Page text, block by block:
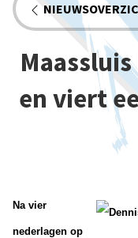
en viert
Na vier
nederlagen op